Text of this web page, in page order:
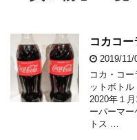
コカコ
2019/11/
コカ・コ
ットボト
2020年１
ーパーマ
トス …